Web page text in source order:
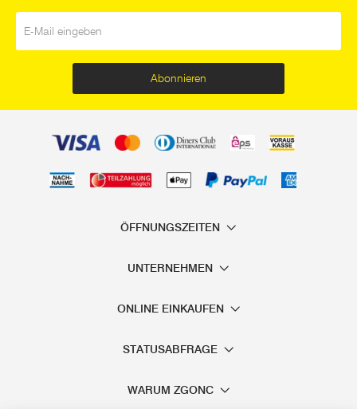
Abonnieren
ÖFFNUNGSZEITEN
UNTERNEHMEN
ONLINE EINKAUFEN
STATUSABFRAGE
WARUM ZGONC